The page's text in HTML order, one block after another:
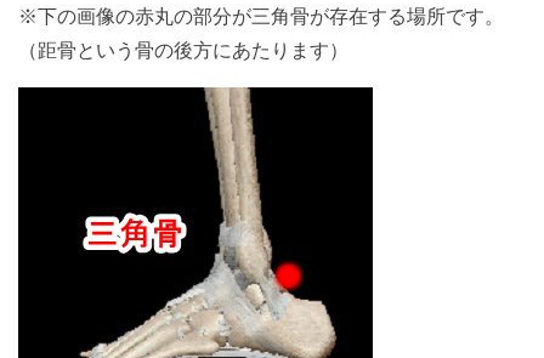
※下の画像の赤丸の部分が三角骨が存在する場所です。
（距骨という骨の後方にあたります）